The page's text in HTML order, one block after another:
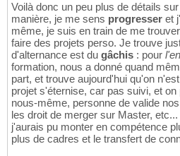
Voilà donc un peu plus de détails
manière, je me sens progresser et j'
même, je suis en train de me
faire des projets perso. Je trouve
d'alternance est du gâchis : pour
formation, nous a donné quand
part, et trouve aujourd'hui qu'on
projet s'éternise, car pas suivi, et
nous-même, personne de valide
les droit de merger sur Master, etc...
j'aurais pu monter en compétence
plus de cadres et le transfert de